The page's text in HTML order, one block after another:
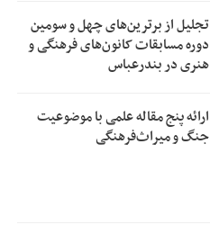
تجلیل از بر‌ترین‌های چهل و سومین
دوره مسابقات کانون‌های فرهنگی و
هنری در بندرعباس
ارائه پنج مقاله علمی با موضوعیت
جنگ و میراث‌فرهنگی